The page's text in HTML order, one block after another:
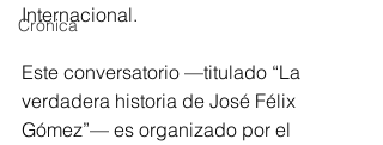
Crónica
Internacional.
Este conversatorio —titulado “La
verdadera historia de José Félix
Gómez”— es organizado por el